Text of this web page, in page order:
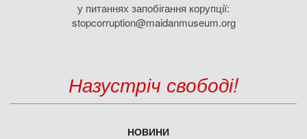
у питаннях запобігання корупції:
stopcorruption@maidanmuseum.org
Назустріч свободі!
НОВИНИ